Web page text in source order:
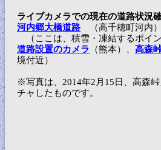
ライブカメラでの現在の道路状況
河内郷大橋道路 （高千穂町河内）
（ここは、積雪・凍結するポイン
道路設置のカメラ （熊本）、 高森
境付近）
※写真は、2014年2月15日、高森
チャしたものです。